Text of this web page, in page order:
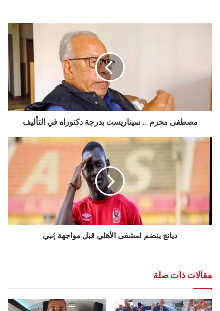
مصطفى محرم .. سيناريست بدرجة دكتوراه في التأليف
ديانج ينضم لمشفى الأهلي قبل مواجهة إنبي
مقالات ذات صلة